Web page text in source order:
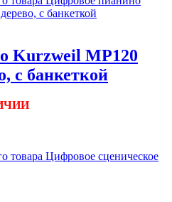
Kurzweil MP120
с банкеткой